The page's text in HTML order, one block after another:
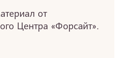
от
Центра «Форсайт».